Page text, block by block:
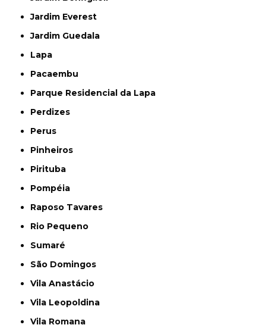
Jardim Everest
Jardim Guedala
Lapa
Pacaembu
Parque Residencial da Lapa
Perdizes
Perus
Pinheiros
Pirituba
Pompéia
Raposo Tavares
Rio Pequeno
Sumaré
São Domingos
Vila Anastácio
Vila Leopoldina
Vila Romana